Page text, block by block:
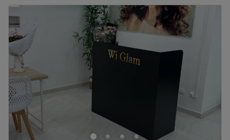
10:00 –18:00
Mercredi
10:00–18:00
Jeudi
10:00–18:00
Vendredi
Samedi
18:00
Dimanche
Fermé
Situé dans le 1e arrondissement de Marseille,
Douxnailsbb est un bar à ongles à l'ambiance conviviale
et décontractée. Lucie, professionnelle ongulaire et
passionnée, vous accueille avec le sourire. Elle vous